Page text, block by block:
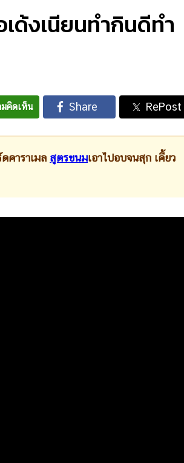
ด้งเนียนทำกินดีทำ
มคิดเห็น
าราเมล สูตรขนมเอาไปอบจนสุก เคี้ยว